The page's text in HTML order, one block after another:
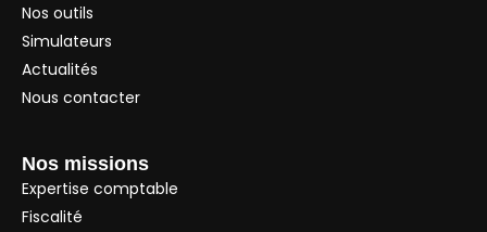
Nos outils
Simulateurs
Actualités
Nous contacter
Nos missions
Expertise comptable
Fiscalité